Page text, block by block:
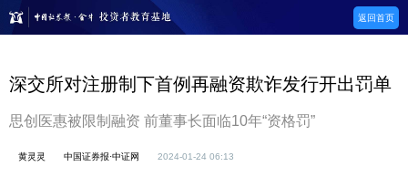
返回首页
深交所对注册制下首例再融资欺诈发行开出罚单
思创医惠被限制融资 前董事长面临10年“资格罚”
黄灵灵 中国证券报·中证网 2024-01-24 06:13